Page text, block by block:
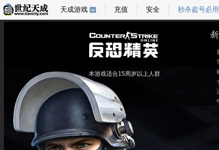
本游戏适合15周岁以上人群
天成游戏 充值 安全 秒杀盗号必用